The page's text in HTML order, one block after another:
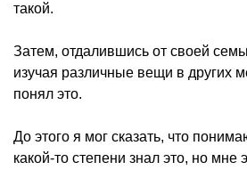
такой.
Затем, отдалившись от своей
изучая различные вещи в других
понял это.
До этого я мог сказать, что
какой-то степени знал это, но мне